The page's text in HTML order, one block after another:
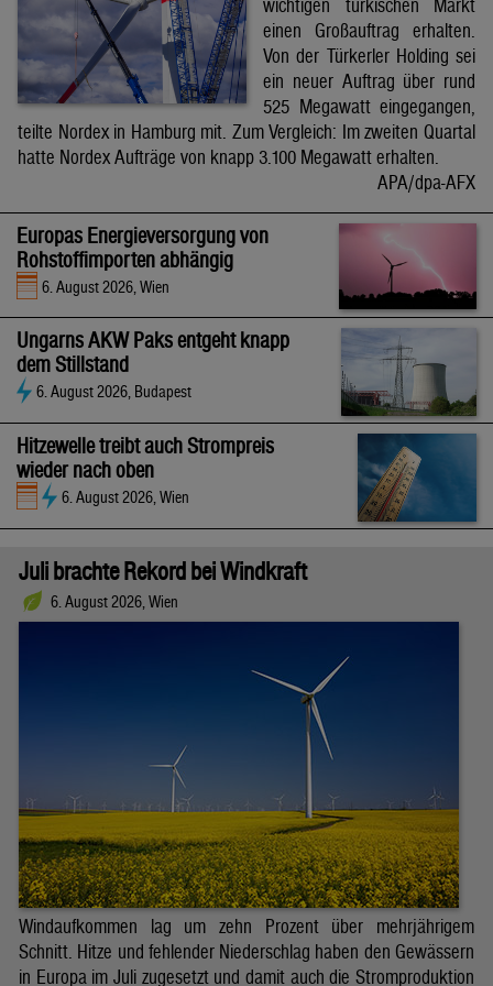
wichtigen türkischen Markt
einen Großauftrag erhalten.
Von der Türkerler Holding sei
ein neuer Auftrag über rund
525 Megawatt eingegangen,
teilte Nordex in Hamburg mit. Zum Vergleich: Im zweiten Quartal
hatte Nordex Aufträge von knapp 3.100 Megawatt erhalten.
APA/dpa-AFX
Europas Energieversorgung von
Rohstoffimporten abhängig
6. August 2026, Wien
Ungarns AKW Paks entgeht knapp
dem Stillstand
6. August 2026, Budapest
Hitzewelle treibt auch Strompreis
wieder nach oben
6. August 2026, Wien
Juli brachte Rekord bei Windkraft
6. August 2026, Wien
Windaufkommen lag um zehn Prozent über mehrjährigem
Schnitt. Hitze und fehlender Niederschlag haben den Gewässern
in Europa im Juli zugesetzt und damit auch die Stromproduktion